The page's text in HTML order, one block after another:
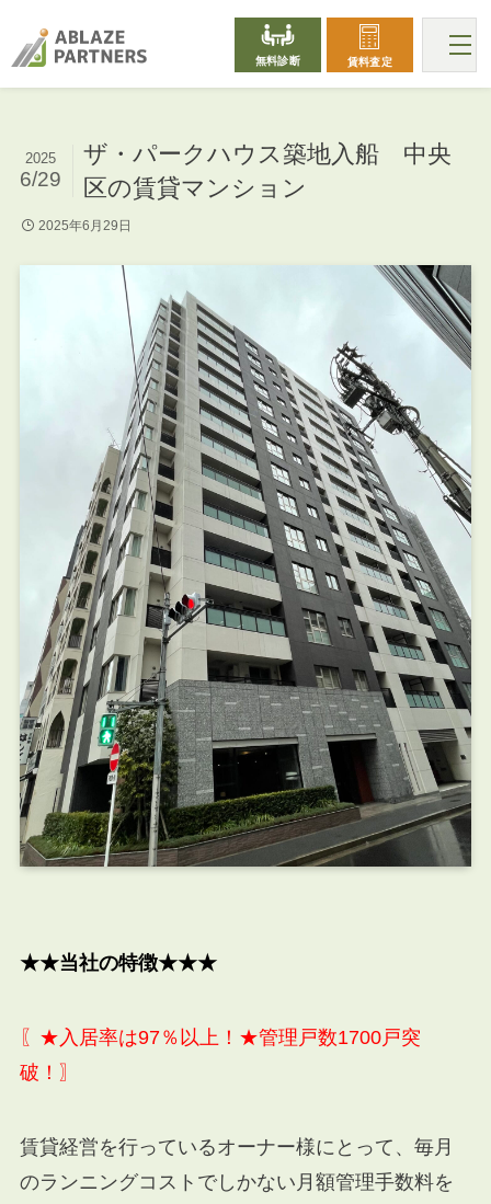
無料診断 賃料査定
ザ・パークハウス築地入船 中央
区の賃貸マンション
2025
6/29
2025年6月29日
★★当社の特徴★★★
〖★入居率は97％以上！★管理戸数1700戸突
破！〗
賃貸経営を行っているオーナー様にとって、毎月
のランニングコストでしかない月額管理手数料を